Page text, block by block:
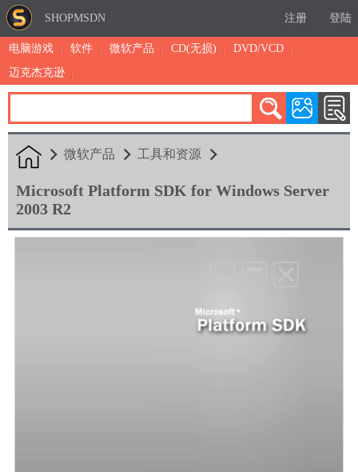
SHOPMSDN 注册 登陆
电脑游戏 软件 微软产品 CD(无损)
DVD/VCD
迈克杰克逊
累计注册：4877
微软产品 工具和资源
Microsoft Platform SDK for Windows Server
2003 R2